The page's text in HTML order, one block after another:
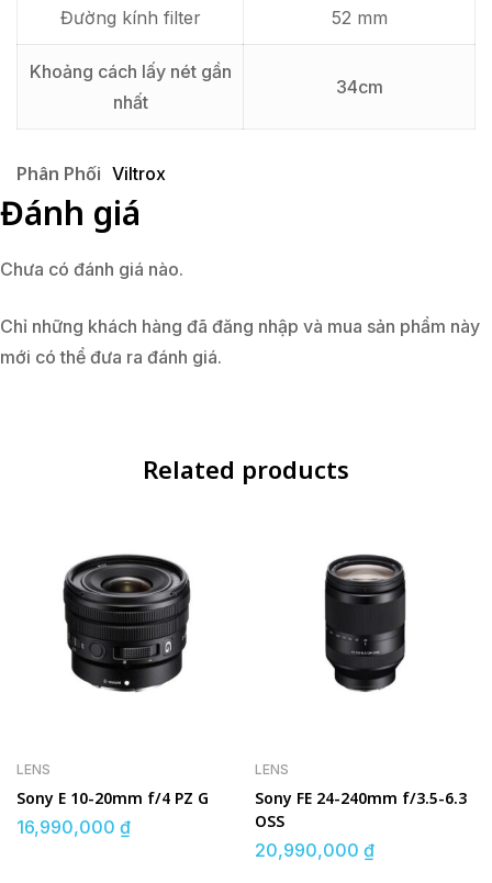
Đường kính filter 52 mm
Khoảng cách lấy nét gần
nhất
34cm
Phân Phối Viltrox
Đánh giá
Chưa có đánh giá nào.
Chỉ những khách hàng đã đăng nhập và mua sản phẩm này
mới có thể đưa ra đánh giá.
Related products
LENS
Sony E 10-20mm f/4 PZ G
16,990,000 ₫
LENS
Sony FE 24-240mm f/3.5-6.3
OSS
20,990,000 ₫